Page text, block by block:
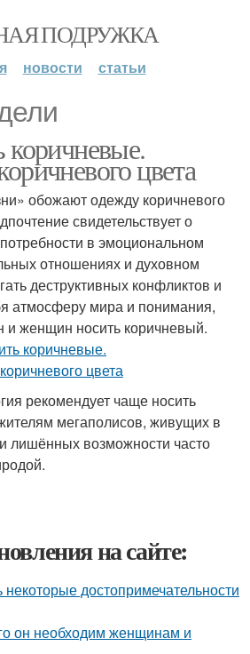
ПОДРУЖКА
новости статьи
цвета
обожают одежду коричневого
свидетельствует о
в эмоциональном
отношениях и духовном
деструктивных конфликтов и
атмосферу мира и понимания,
и женщин носить коричневый.
рекомендует чаще носить
мегаполисов, живущих в
лишённых возможности часто
на сайте:
достопримечательности
он необходим женщинам и